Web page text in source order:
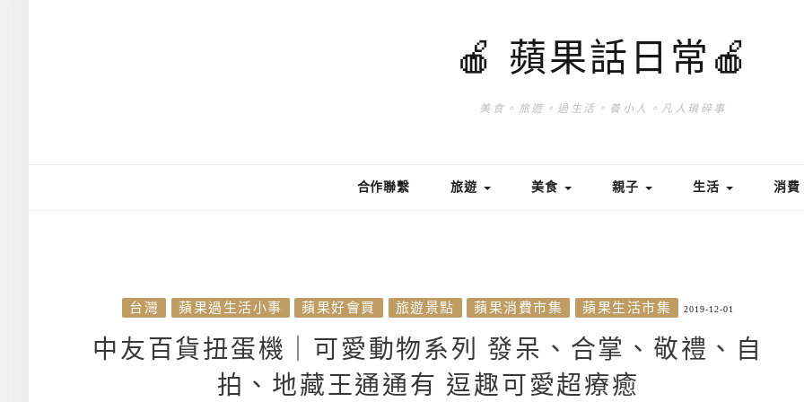
🍎 蘋果話日常🍎
美食。旅遊。過生活。養小人。凡人瑣碎事
合作聯繫 旅遊 美食 親子 生活 消費
台灣 蘋果過生活小事 蘋果好會買 旅遊景點 蘋果消費市集 蘋果生活市集 2019-12-01
中友百貨扭蛋機｜可愛動物系列 發呆、合掌、敬禮、自
拍、地藏王通通有 逗趣可愛超療癒